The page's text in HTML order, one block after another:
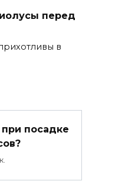
перед
в
посадке